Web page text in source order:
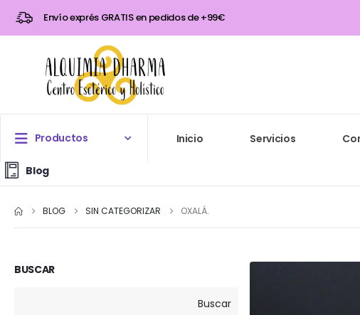
Envío exprés GRATIS en pedidos de +99€
Productos Inicio Servicios
Blog
BLOG SIN CATEGORIZAR OXALÁ.
BUSCAR
Buscar